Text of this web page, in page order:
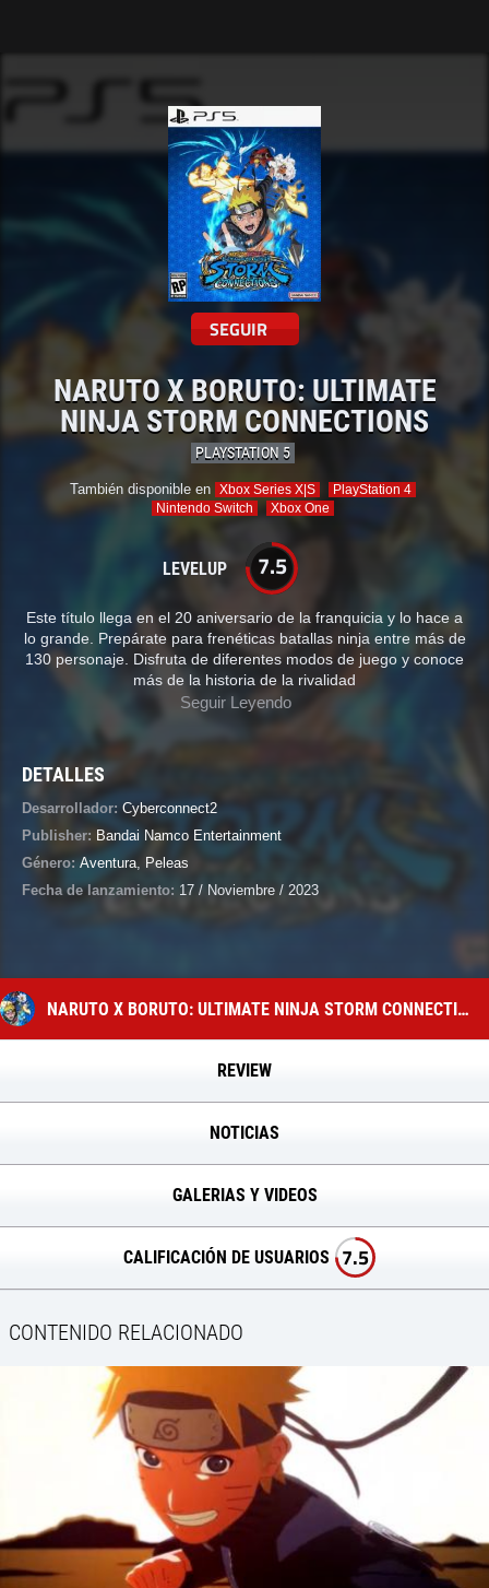
SEGUIR
NARUTO X BORUTO: ULTIMATE
NINJA STORM CONNECTIONS
PLAYSTATION 5
También disponible en Xbox Series X|S
PlayStation 4
Nintendo Switch
Xbox One
LEVELUP 7.5
Este título llega en el 20 aniversario de la franquicia y lo hace a
lo grande. Prepárate para frenéticas batallas ninja entre más de
130 personaje. Disfruta de diferentes modos de juego y conoce
más de la historia de la rivalidad
Seguir Leyendo
DETALLES
Desarrollador: Cyberconnect2
Publisher: Bandai Namco Entertainment
Género: Aventura, Peleas
Fecha de lanzamiento: 17 / Noviembre / 2023
NARUTO X BORUTO: ULTIMATE NINJA STORM CONNECTIONS
REVIEW
NOTICIAS
GALERIAS Y VIDEOS
CALIFICACIÓN DE USUARIOS 7.5
CONTENIDO RELACIONADO